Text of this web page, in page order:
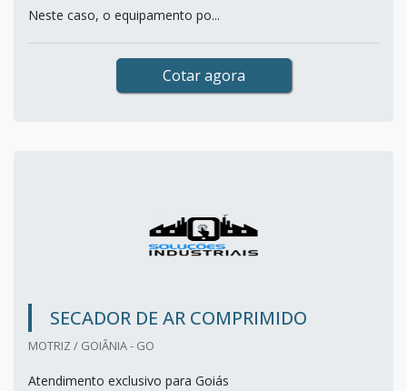
Neste caso, o equipamento po...
Cotar agora
SECADOR DE AR COMPRIMIDO
MOTRIZ / GOIÂNIA - GO
Atendimento exclusivo para Goiás